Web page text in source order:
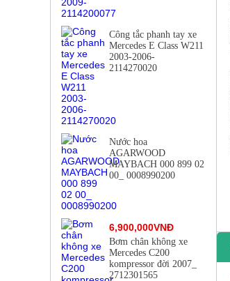
Công tắc phanh tay xe
Mercedes E Class W211
2003-2006-
2114270020
Nước hoa
AGARWOOD
MAYBACH 000 899 02
00_ 0008990200
6,900,000VNĐ
Bơm chân không xe
Mercedes C200
kompressor đời 2007_
2712301565